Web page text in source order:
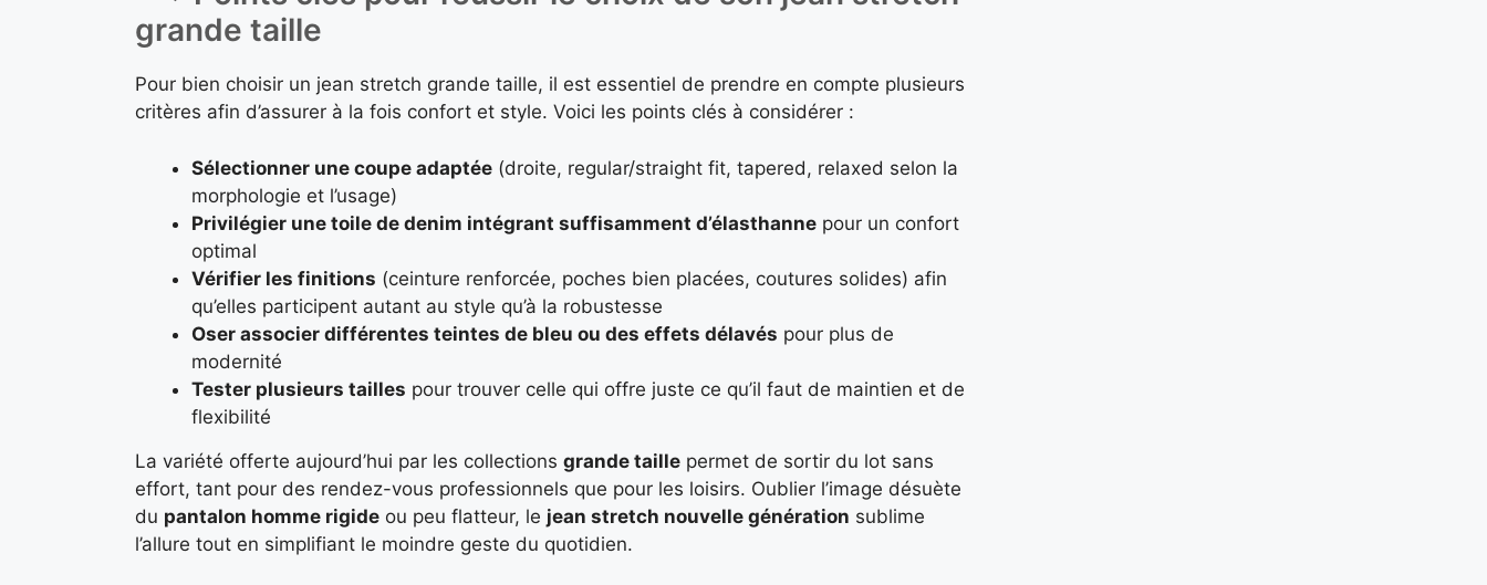
grande taille
Pour bien choisir un jean stretch grande taille, il est essentiel de prendre en compte plusieurs
critères afin d’assurer à la fois confort et style. Voici les points clés à considérer :
Sélectionner une coupe adaptée (droite, regular/straight fit, tapered, relaxed selon la
morphologie et l’usage)
Privilégier une toile de denim intégrant suffisamment d’élasthanne pour un confort
optimal
Vérifier les finitions (ceinture renforcée, poches bien placées, coutures solides) afin
qu’elles participent autant au style qu’à la robustesse
Oser associer différentes teintes de bleu ou des effets délavés pour plus de
modernité
Tester plusieurs tailles pour trouver celle qui offre juste ce qu’il faut de maintien et de
flexibilité
La variété offerte aujourd’hui par les collections grande taille permet de sortir du lot sans
effort, tant pour des rendez-vous professionnels que pour les loisirs. Oublier l’image désuète
du pantalon homme rigide ou peu flatteur, le jean stretch nouvelle génération sublime
l’allure tout en simplifiant le moindre geste du quotidien.